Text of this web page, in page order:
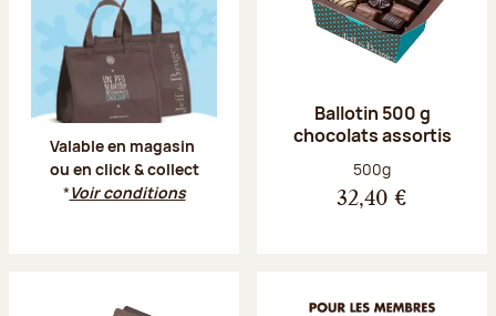
Valable en magasin
ou en click & collect
*Voir conditions
Ballotin 500 g
chocolats assortis
Poids net :
500g
32,40 €